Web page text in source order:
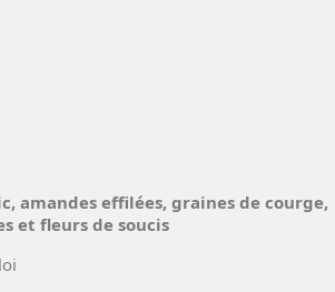
amandes effilées, graines de courge,
et fleurs de soucis